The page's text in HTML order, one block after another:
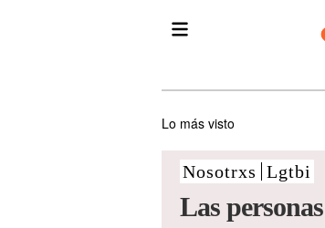
Lo más visto
Nosotrxs Lgtbi
Las